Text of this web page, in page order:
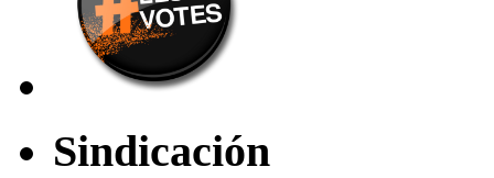
Sindicación